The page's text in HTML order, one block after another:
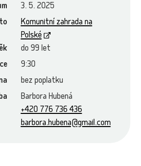
3. 5. 2025
Komunitní zahrada na
Polské
do 99 let
9:30
bez poplatku
Barbora Hubená
+420 776 736 436
barbora.hubena@gmail.com